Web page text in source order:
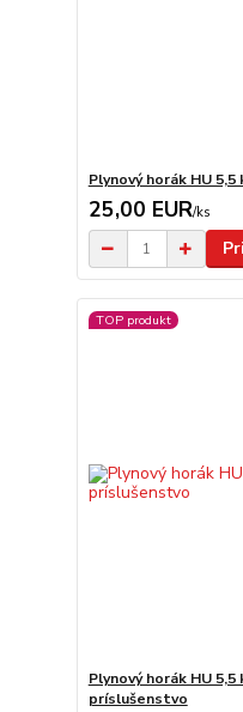
Plynový horák HU 5,5
25,00 EUR/ks
TOP produkt
Plynový horák HU
príslušenstvo